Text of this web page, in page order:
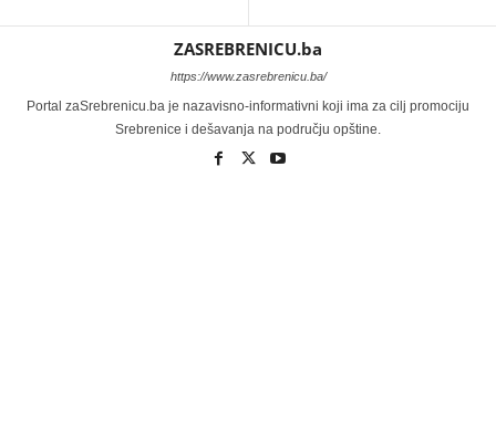
ZASREBRENICU.ba
https://www.zasrebrenicu.ba/
Portal zaSrebrenicu.ba je nazavisno-informativni koji ima za cilj promociju
Srebrenice i dešavanja na području opštine.